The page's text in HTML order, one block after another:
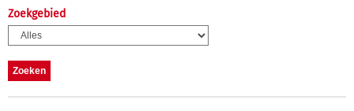
Zoekgebied